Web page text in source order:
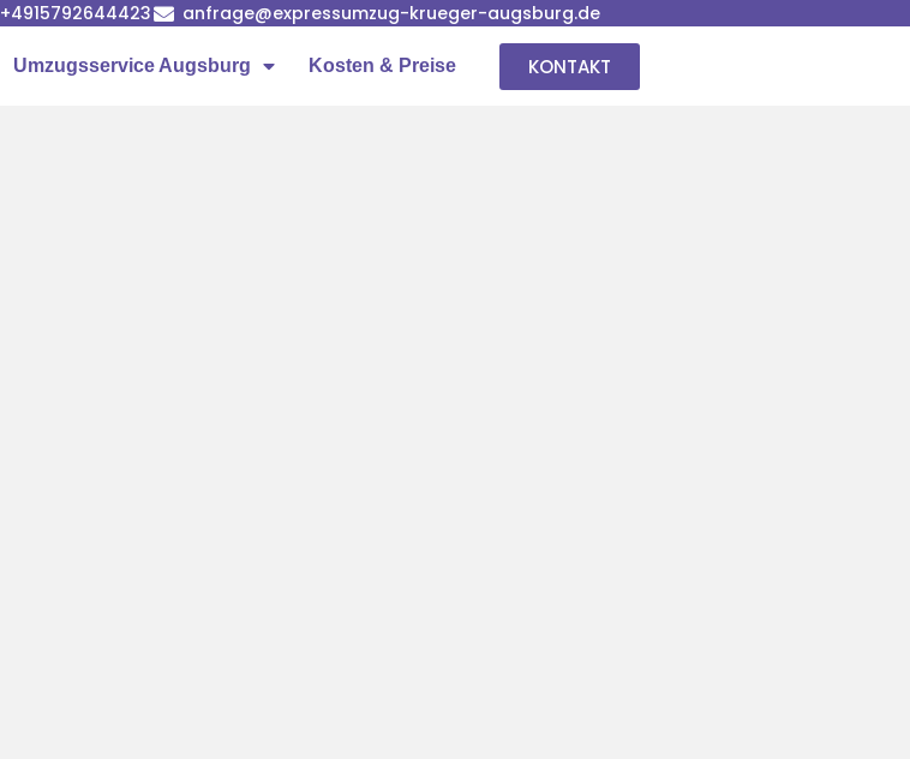
+4915792644423 anfrage@expressumzug-krueger-augsburg.de
Umzugsservice Augsburg Kosten & Preise KONTAKT